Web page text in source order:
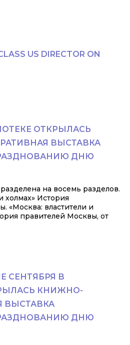
US DIRECTOR ON
ОТКРЫЛАСЬ
ВЫСТАВКА
ДНЮ
на восемь разделов.
холмах» История
«Москва: властители и
правителей Москвы, от
СЕНТЯБРЯ В
КНИЖНО-
ВЫСТАВКА
ДНЮ